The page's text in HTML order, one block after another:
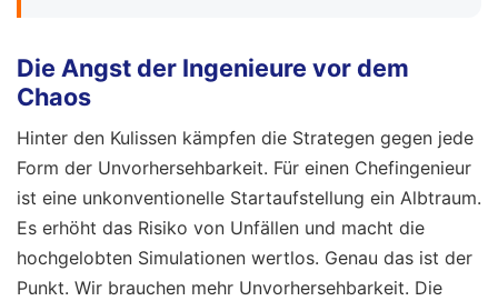
Die Angst der Ingenieure vor dem
Chaos
Hinter den Kulissen kämpfen die Strategen gegen jede
Form der Unvorhersehbarkeit. Für einen Chefingenieur
ist eine unkonventionelle Startaufstellung ein Albtraum.
Es erhöht das Risiko von Unfällen und macht die
hochgelobten Simulationen wertlos. Genau das ist der
Punkt. Wir brauchen mehr Unvorhersehbarkeit. Die